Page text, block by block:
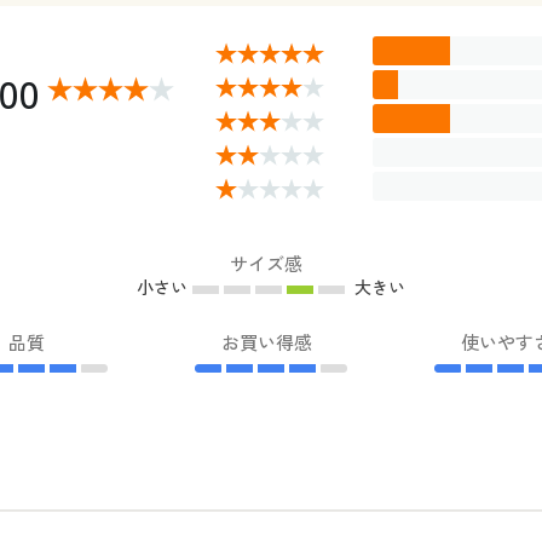
サイズ感
小さい 大きい
品質 お買い得感 使いや